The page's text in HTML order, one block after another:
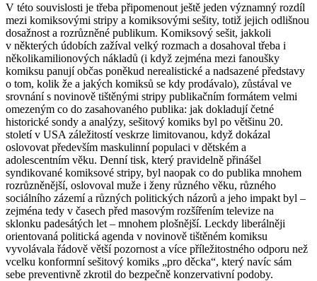
V této souvislosti je třeba připomenout ještě jeden významný rozdíl
mezi komiksovými stripy a komiksovými sešity, totiž jejich odlišnou
dosažnost a rozrůzněné publikum. Komiksový sešit, jakkoli
v některých údobích zažíval velký rozmach a dosahoval třeba i
několikamilionových nákladů (i když zejména mezi fanoušky
komiksu panují občas poněkud nerealistické a nadsazené představy
o tom, kolik že a jakých komiksů se kdy prodávalo), zůstával ve
srovnání s novinově tištěnými stripy publikačním formátem velmi
omezeným co do zasahovaného publika: jak dokladují četné
historické sondy a analýzy, sešitový komiks byl po většinu 20.
století v USA záležitostí veskrze limitovanou, když dokázal
oslovovat především maskulinní populaci v dětském a
adolescentním věku. Denní tisk, který pravidelně přinášel
syndikované komiksové stripy, byl naopak co do publika mnohem
rozrůzněnější, oslovoval muže i ženy různého věku, různého
sociálního zázemí a různých politických názorů a jeho impakt byl –
zejména tedy v časech před masovým rozšířením televize na
sklonku padesátých let – mnohem plošnější. Leckdy liberálněji
orientovaná politická agenda v novinově tištěném komiksu
vyvolávala řádově větší pozornost a více příležitostného odporu než
vcelku konformní sešitový komiks „pro děcka“, který navíc sám
sebe preventivně zkrotil do bezpečně konzervativní podoby.